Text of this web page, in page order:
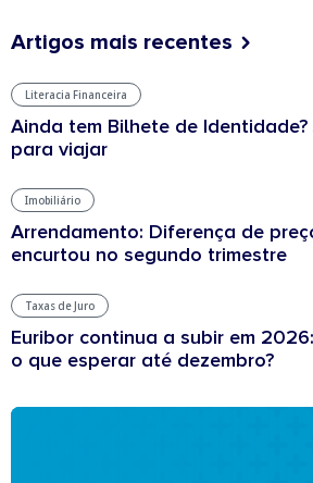
Artigos mais recentes
Literacia Financeira
Ainda tem Bilhete de
para viajar
Imobiliário
Arrendamento: Diferença de
encurtou no segundo trimestre
Taxas de Juro
Euribor continua a subir em
o que esperar até dezembro?